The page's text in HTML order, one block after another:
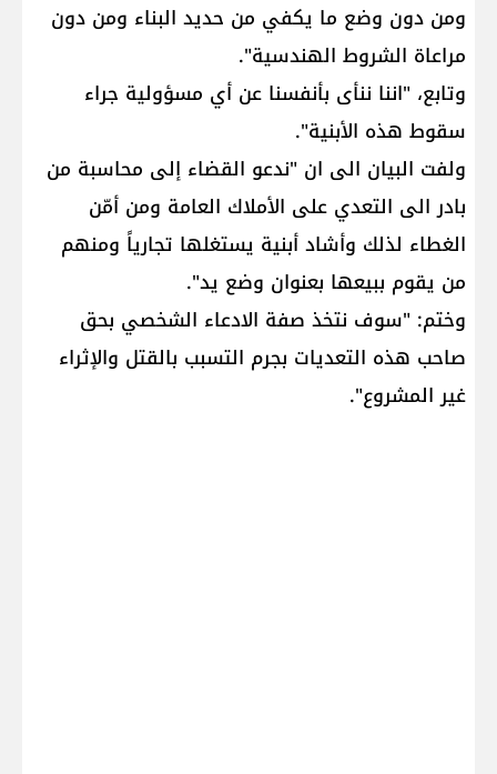
ومن دون وضع ما يكفي من حديد البناء ومن دون
مراعاة الشروط الهندسية".
وتابع، "اننا ننأى بأنفسنا عن أي مسؤولية جراء
سقوط هذه الأبنية".
ولفت البيان الى ان "ندعو القضاء إلى محاسبة من
بادر الى التعدي على الأملاك العامة ومن أمّن
الغطاء لذلك وأشاد أبنية يستغلها تجارياً ومنهم
من يقوم ببيعها بعنوان وضع يد".
وختم: "سوف نتخذ صفة الادعاء الشخصي بحق
صاحب هذه التعديات بجرم التسبب بالقتل والإثراء
غير المشروع".